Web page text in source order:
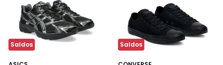
Saldos Saldos